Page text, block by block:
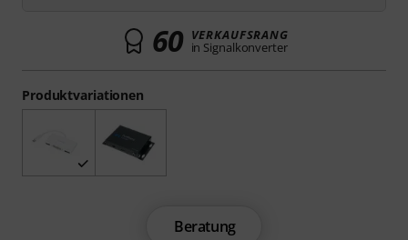
Produktvariationen
60 VERKAUFSRANG
in Signalkonverter
Beratung